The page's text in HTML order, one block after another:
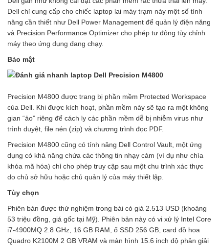
Dell chỉ cung cấp cho chiếc laptop lai máy trạm này một số tính
năng cần thiết như Dell Power Management để quản lý điện năng
và Precision Performance Optimizer cho phép tự động tùy chỉnh
máy theo ứng dụng đang chạy.
Bảo mật
Precision M4800 được trang bị phần mềm Protected Workspace
của Dell. Khi được kích hoạt, phần mềm này sẽ tạo ra một không
gian “ảo” riêng để cách ly các phần mềm dễ bị nhiễm virus như
trình duyệt, file nén (zip) và chương trình đọc PDF.
Precision M4800 cũng có tính năng Dell Control Vault, một ứng
dụng có khả năng chứa các thông tin nhạy cảm (ví dụ như chìa
khóa mã hóa) chỉ cho phép truy cập sau một chu trình xác thực
do chủ sở hữu hoặc chủ quản lý của máy thiết lập.
Tùy chọn
Phiên bản được thử nghiệm trong bài có giá 2.513 USD (khoảng
53 triệu đồng, giá gốc tại Mỹ). Phiên bản này có vi xử lý Intel Core
i7-4900MQ 2.8 GHz, 16 GB RAM, ổ SSD 256 GB, card đồ họa
Quadro K2100M 2 GB VRAM và màn hình 15.6 inch độ phân giải